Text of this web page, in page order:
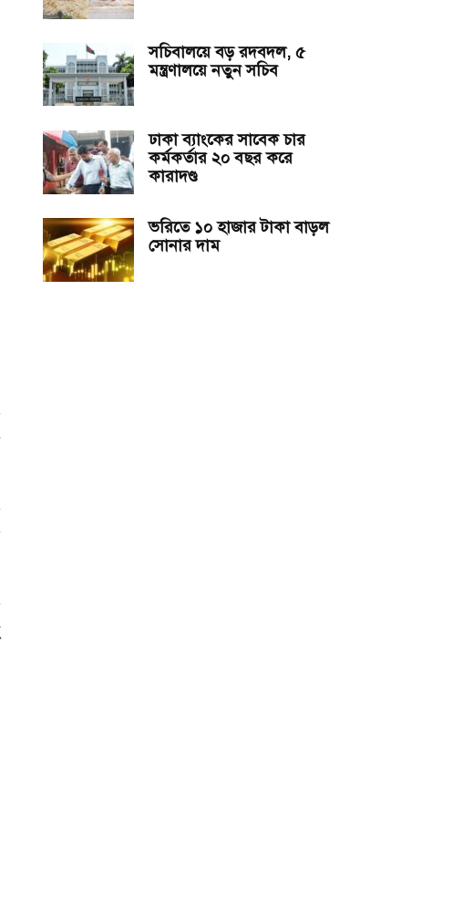
সচিবালয়ে বড় রদবদল, ৫
মন্ত্রণালয়ে নতুন সচিব
ঢাকা ব্যাংকের সাবেক চার
কর্মকর্তার ২০ বছর করে
কারাদণ্ড
ভরিতে ১০ হাজার টাকা বাড়ল
সোনার দাম